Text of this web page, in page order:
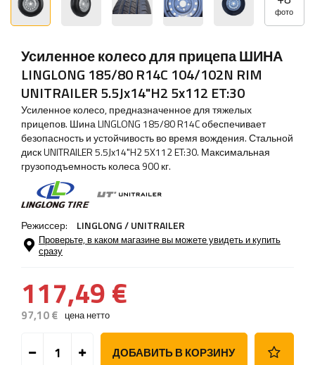
фото
Усиленное колесо для прицепа ШИНА
LINGLONG 185/80 R14C 104/102N RIM
UNITRAILER 5.5Jx14"H2 5x112 ET:30
Усиленное колесо, предназначенное для тяжелых
прицепов. Шина LINGLONG 185/80 R14C обеспечивает
безопасность и устойчивость во время вождения. Стальной
диск UNITRAILER 5.5Jx14"H2 5X112 ET:30. Максимальная
грузоподъемность колеса 900 кг.
Режиссер: LINGLONG / UNITRAILER
Проверьте, в каком магазине вы можете увидеть и купить
сразу
117,49 €
97,10 € цена нетто
ДОБАВИТЬ В КОРЗИНУ